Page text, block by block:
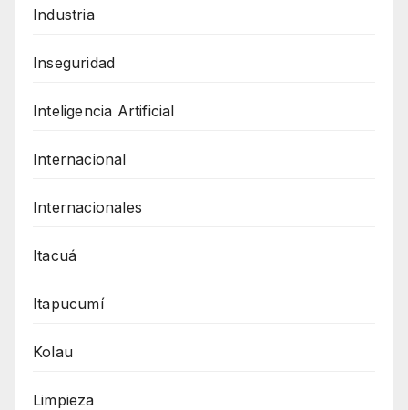
Industria
Inseguridad
Inteligencia Artificial
Internacional
Internacionales
Itacuá
Itapucumí
Kolau
Limpieza